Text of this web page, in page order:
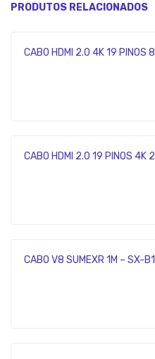
PRODUTOS RELACIONADOS
CABO HDMI 2.0 4K 19 PINOS
CABO HDMI 2.0 19 PINOS 4K
CABO V8 SUMEXR 1M – SX-